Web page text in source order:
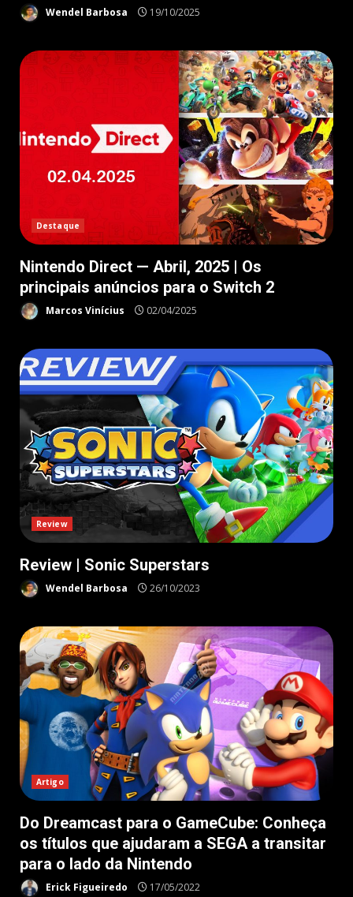
Wendel Barbosa 19/10/2025
Destaque
Nintendo Direct — Abril, 2025 | Os
principais anúncios para o Switch 2
Marcos Vinícius 02/04/2025
Review
Review | Sonic Superstars
Wendel Barbosa 26/10/2023
Artigo
Do Dreamcast para o GameCube: Conheça
os títulos que ajudaram a SEGA a transitar
para o lado da Nintendo
Erick Figueiredo 17/05/2022